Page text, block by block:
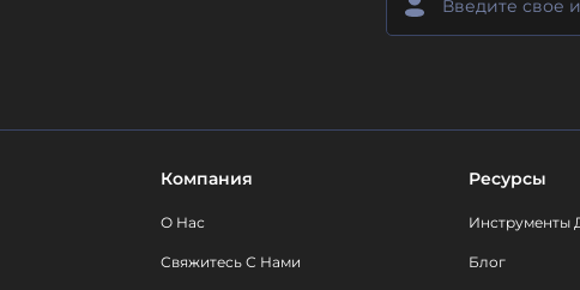
Компания
О Нас
Свяжитесь С Нами
Ресурсы
Инструменты
Блог